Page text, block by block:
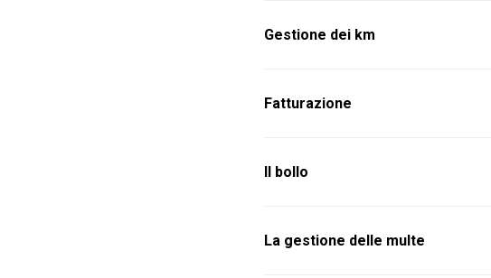
Gestione dei km
Fatturazione
Il bollo
La gestione delle multe